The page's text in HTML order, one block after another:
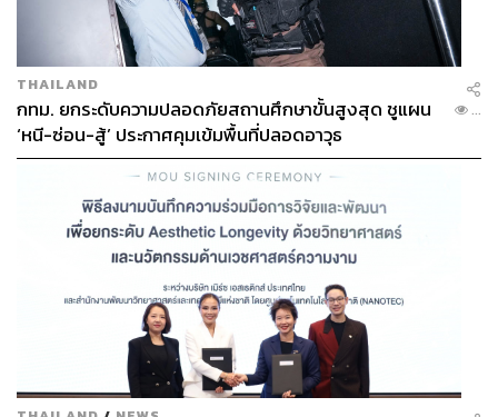
THAILAND
กทม. ยกระดับความปลอดภัยสถานศึกษาขั้นสูงสุด ชูแผน
‘หนี-ซ่อน-สู้’ ประกาศคุมเข้มพื้นที่ปลอดอาวุธ
...